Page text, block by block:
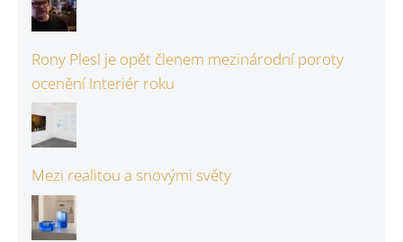
Rony Plesl je opět členem mezinárodní poroty
ocenění Interiér roku
Mezi realitou a snovými světy